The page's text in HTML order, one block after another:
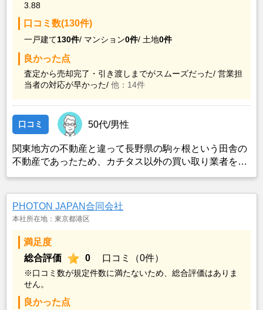
3.88
口コミ数(130件)
一戸建て130件/ マンション0件/ 土地0件
良かった点
査定から売却完了・引き渡しまでがスムーズだった/ 営業担
当者の対応が早かった/ 他：14件
口コミ 50代/男性
関東地方の不動産と違って長野県の駒ヶ根という田舎の
不動産であったため、カチタス以外の買い取り業者をみ
も空き家の状態で不動産を残しておけないと考えて売却
を決めた。
PHOTON JAPAN合同会社
本社所在地：東京都港区
満足度
総合評価
0 口コミ（0件）
※口コミ数が規定件数に満たないため、総合評価はありま
せん。
良かった点